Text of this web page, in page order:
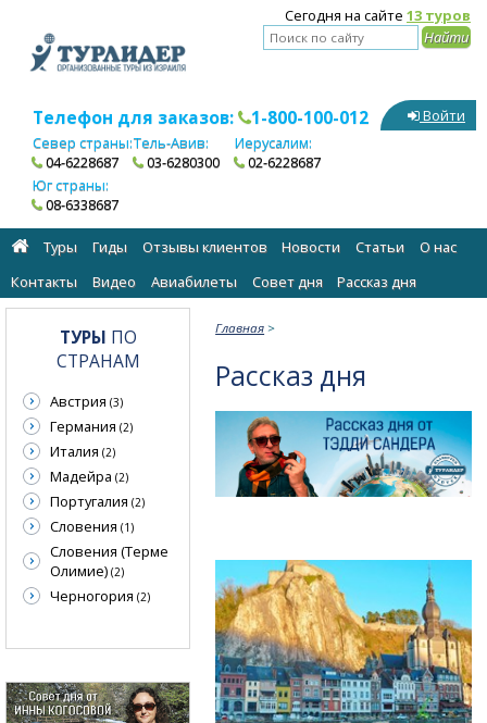
Сегодня на сайте 13 туров
Телефон для заказов: 1-800-100-012
Север страны:
04-6228687
Тель-Авив:
03-6280300
Иерусалим:
02-6228687
Юг страны:
08-6338687
Войти
Туры Гиды Отзывы клиентов Новости Статьи
О нас
Контакты
Видео Авиабилеты Cовет дня Рассказ дня
Главная >
Рассказ дня
ТУРЫ ПО
СТРАНАМ
Австрия (3)
Германия (2)
Италия (2)
Мадейра (2)
Португалия (2)
Словения (1)
Словения (Терме
Олимие) (2)
Черногория (2)